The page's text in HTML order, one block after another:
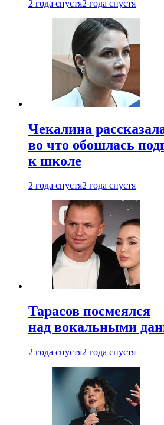
2 года спустя2 года спустя
Чекалина
во что обошлась
к школе
2 года спустя2 года спустя
Тарасов посмеялся
над вокальными
2 года спустя2 года спустя